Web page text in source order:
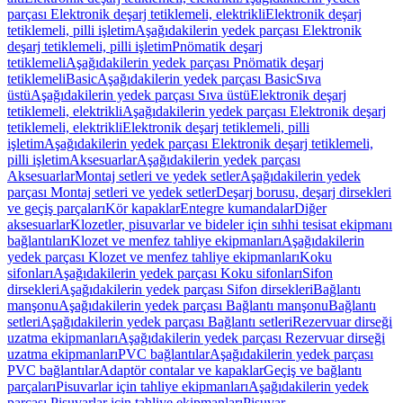
parçası Elektronik deşarj tetiklemeli, elektrikliElektronik deşarj
tetiklemeli, pilli işletimAşağıdakilerin yedek parçası Elektronik
deşarj tetiklemeli, pilli işletimPnömatik deşarj
tetiklemeliAşağıdakilerin yedek parçası Pnömatik deşarj
tetiklemeliBasicAşağıdakilerin yedek parçası BasicSıva
üstüAşağıdakilerin yedek parçası Sıva üstüElektronik deşarj
tetiklemeli, elektrikliAşağıdakilerin yedek parçası Elektronik deşarj
tetiklemeli, elektrikliElektronik deşarj tetiklemeli, pilli
işletimAşağıdakilerin yedek parçası Elektronik deşarj tetiklemeli,
pilli işletimAksesuarlarAşağıdakilerin yedek parçası
AksesuarlarMontaj setleri ve yedek setlerAşağıdakilerin yedek
parçası Montaj setleri ve yedek setlerDeşarj borusu, deşarj dirsekleri
ve geçiş parçalarıKör kapaklarEntegre kumandalarDiğer
aksesuarlarKlozetler, pisuvarlar ve bideler için sıhhi tesisat ekipmanı
bağlantılarıKlozet ve menfez tahliye ekipmanlarıAşağıdakilerin
yedek parçası Klozet ve menfez tahliye ekipmanlarıKoku
sifonlarıAşağıdakilerin yedek parçası Koku sifonlarıSifon
dirsekleriAşağıdakilerin yedek parçası Sifon dirsekleriBağlantı
manşonuAşağıdakilerin yedek parçası Bağlantı manşonuBağlantı
setleriAşağıdakilerin yedek parçası Bağlantı setleriRezervuar dirseği
uzatma ekipmanlarıAşağıdakilerin yedek parçası Rezervuar dirseği
uzatma ekipmanlarıPVC bağlantılarAşağıdakilerin yedek parçası
PVC bağlantılarAdaptör contalar ve kapaklarGeçiş ve bağlantı
parçalarıPisuvarlar için tahliye ekipmanlarıAşağıdakilerin yedek